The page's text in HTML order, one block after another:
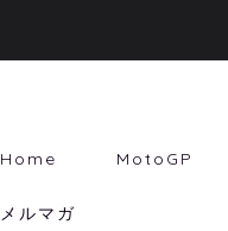
Home MotoGP
メルマガ